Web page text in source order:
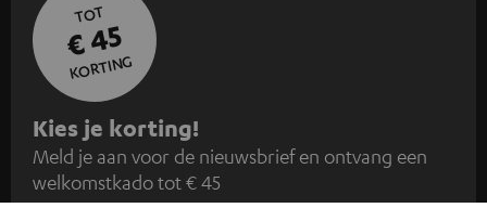
TOT
€ 45
KORTING
A
a
n
Kies je korting!
Meld je aan voor de nieuwsbrief en ontvang een
welkomstkado tot € 45